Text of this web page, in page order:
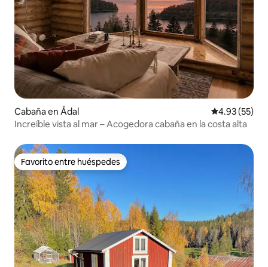
Cabaña en Ådal Calificación
4.93 (55)
Increíble vista al mar – Acogedora cabaña en la costa alta
Favorito entre huéspedes
Favorito entre huéspedes